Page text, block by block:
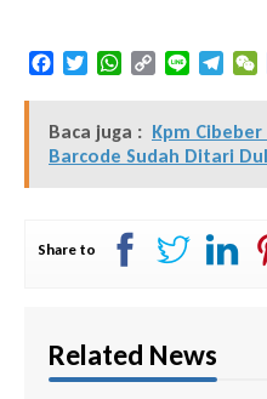
FacebookTwitterWhatsApp
Copy
Line
Baca juga : Kpm
Barcode Sudah Ditari
Share to
Related News